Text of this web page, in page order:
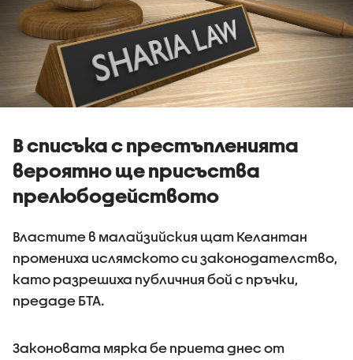
В списъка с престъпленията
вероятно ще присъства
прелюбодейството
Властите в малайзийския щат Келантан
промениха ислямското си законодателство,
като разрешиха публичния бой с пръчки,
предаде БТА.
Законовата мярка бе приета днес от